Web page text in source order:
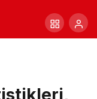
Şirketler